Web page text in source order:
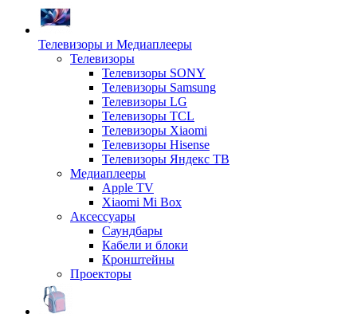
Телевизоры и Медиаплееры
Телевизоры
Телевизоры SONY
Телевизоры Samsung
Телевизоры LG
Телевизоры TCL
Телевизоры Xiaomi
Телевизоры Hisense
Телевизоры Яндекс ТВ
Медиаплееры
Apple TV
Xiaomi Mi Box
Аксессуары
Саундбары
Кабели и блоки
Кронштейны
Проекторы